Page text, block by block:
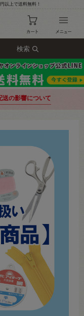
以上で送料無料！
検索
送の影響について